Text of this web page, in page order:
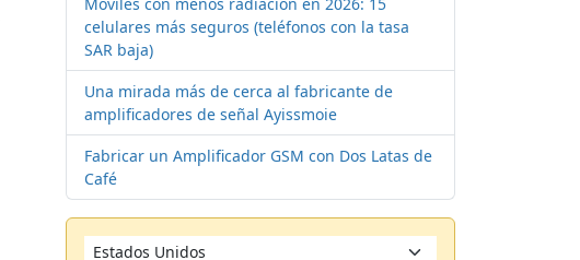
celulares más seguros (teléfonos con la tasa
SAR baja)
Una mirada más de cerca al fabricante de
amplificadores de señal Ayissmoie
Fabricar un Amplificador GSM con Dos Latas de
Café